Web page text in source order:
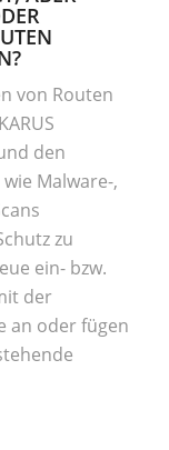
von Routen
den
Malware-,
zu
ein- bzw.
der
an oder fügen